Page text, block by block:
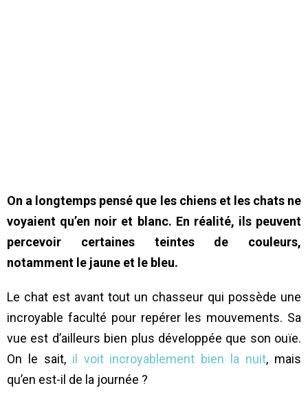
On a longtemps pensé que les chiens et les chats ne
voyaient qu’en noir et blanc. En réalité, ils peuvent
percevoir certaines teintes de couleurs,
notamment le jaune et le bleu.
Le chat est avant tout un chasseur qui possède une
incroyable faculté pour repérer les mouvements. Sa
vue est d’ailleurs bien plus développée que son ouïe.
On le sait, il voit incroyablement bien la nuit, mais
qu’en est-il de la journée ?